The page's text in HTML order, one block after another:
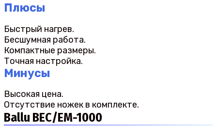
Плюсы
Быстрый нагрев.
Бесшумная работа.
Компактные размеры.
Точная настройка.
Минусы
Высокая цена.
Отсутствие ножек в комплекте.
Ballu BEC/EM-1000